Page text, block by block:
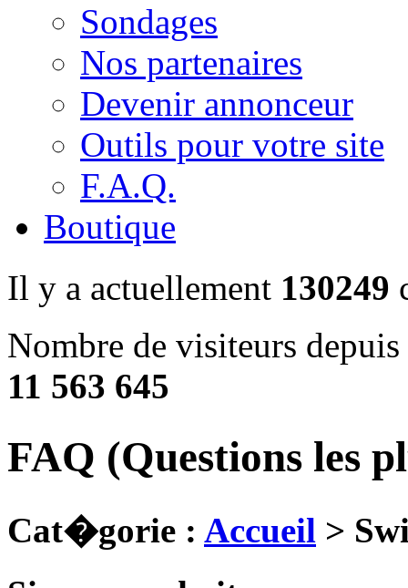
Sondages
Nos partenaires
Devenir annonceur
Outils pour votre site
F.A.Q.
Boutique
Il y a actuellement 130249
Nombre de visiteurs
11 563 645
FAQ (Questions les
Cat�gorie : Accueil >